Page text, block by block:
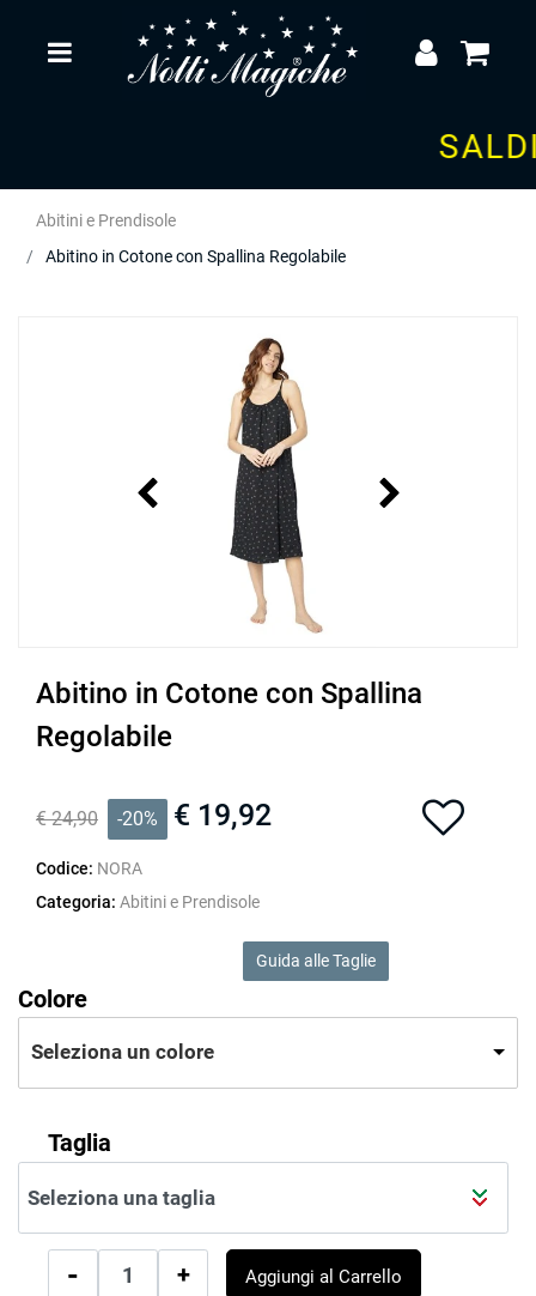
SALDI
Abitini e Prendisole
Abitino in Cotone con Spallina Regolabile
Abitino in Cotone con Spallina
Regolabile
€ 24,90 -20% € 19,92
Codice: NORA
Categoria: Abitini e Prendisole
Guida alle Taglie
Colore
Seleziona un colore
Taglia
Aggiungi al Carrello